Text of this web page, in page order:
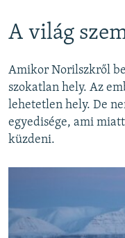
A világ
Amikor Norilszkről
szokatlan hely. Az
lehetetlen hely. De
egyedisége, ami
küzdeni.